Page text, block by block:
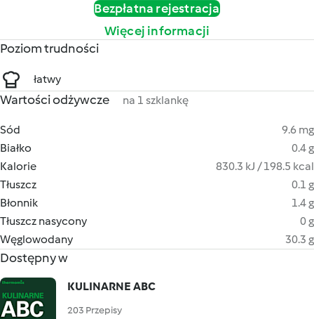
Bezpłatna rejestracja
Więcej informacji
Poziom trudności
łatwy
Wartości odżywcze na 1 szklankę
Sód
9.6 mg
Białko
0.4 g
Kalorie
830.3 kJ / 198.5 kcal
Tłuszcz
0.1 g
Błonnik
1.4 g
Tłuszcz nasycony
0 g
Węglowodany
30.3 g
Dostępny w
KULINARNE ABC
203 Przepisy